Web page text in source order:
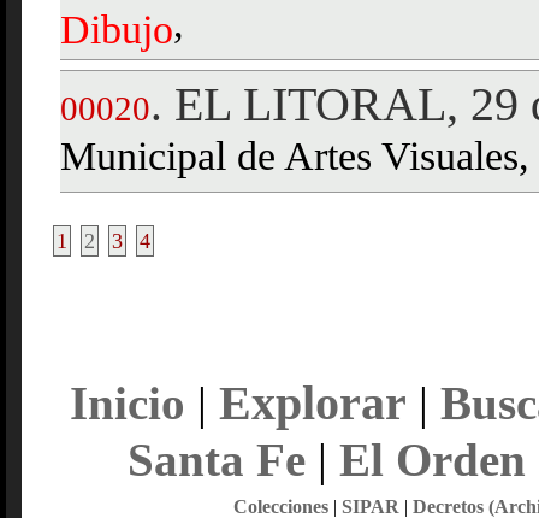
Dibujo,
00020. EL LITORAL, 29
Municipal de Artes
1 2 3 4
Inicio | Explorar |
Santa Fe| El Orden
Colecciones| SIPAR | Decretos